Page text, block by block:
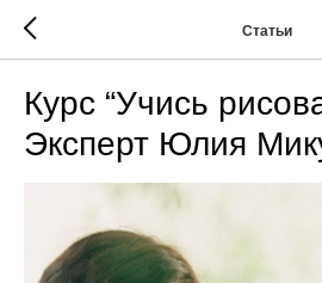
Статьи
Курс “Учись
Эксперт Юлия